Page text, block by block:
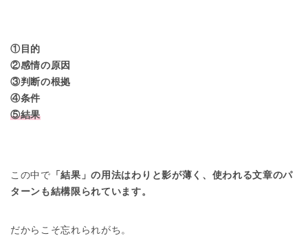
①目的
②感情の原因
③判断の根拠
④条件
⑤結果
この中で 「結果」の用法はわりと影が薄く、使われる文章のパ
ターンも結構限られています。
だからこそ忘れられがち。